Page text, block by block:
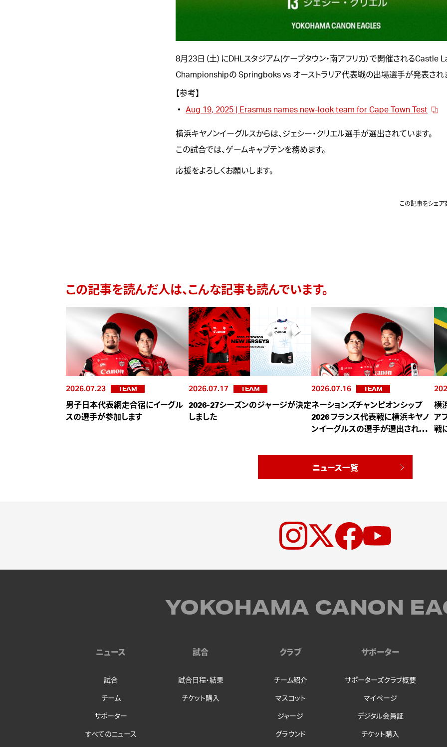
8月23日（土）にDHLスタジアム(ケープタウン・南アフリカ）で開催されるCastle
Championshipの Springboks vs オーストラリア代表戦の出場選手が発表され
【参考】
Aug 19, 2025 | Erasmus names new-look team for Cape Town Test
横浜キヤノンイーグルスからは、 ジェシー・クリエル選手が選出されています。
この試合では、ゲームキャプテンを務めます。
応援をよろしくお願いします。
この記事をシェア
この記事を読んだ人は、こんな記事も読んでいます。
2026.07.23 TEAM
男子日本代表網走合宿にイーグル
スの選手が参加します
2026.07.17 TEAM
2026-27シーズンのジャージが決定
しました
2026.07.16 TEAM
ネーションズチャンピオンシップ
2026 フランス代表戦に横浜キヤノ
ンイーグルスの選手が選出されまし
横
ア
戦
ニュース一覧
YOKOHAMA CANON
ニュース
試合
チーム
サポーター
すべてのニュース
試合
試合日程・結果
チケット購入
クラブ
チーム紹介
マスコット
ジャージ
グラウンド
サポーター
サポーターズクラブ概要
マイページ
デジタル会員証
チケット購入